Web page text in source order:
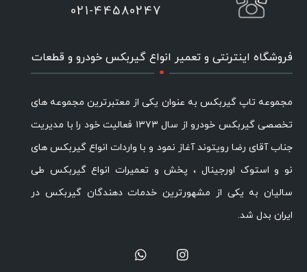
021-44580247
فروشگاه اینترنتی و تعمیر انواع گیربکس خودرو و قطعات
.
مجموعه تاپ گیربکس به عنوان یکی از معتبرترین مجموعه های
تخصصی گیربکس خودرو از سال ۱۳۷۳ فعالیت خود را با مدیریت
جناب آقای رضا رویتوند آغاز نمود و با واردات انواع گیربکس های
نو و استوک اورجینال ، پخش و تعمیرات انواع گیربکس طی
سالیان به یکی از مشهورترین خدمات دهندگان گیربکس در
ایران بدل شد.